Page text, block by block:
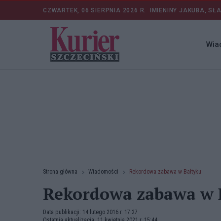
CZWARTEK, 06 SIERPNIA 2026 R. IMIENINY JAKUBA,
Strona główna Wiadomości Rekordowa zabawa w Bałtyku
Rekordowa zabawa w
Data publikacji: 14 lutego 2016 r. 17:27